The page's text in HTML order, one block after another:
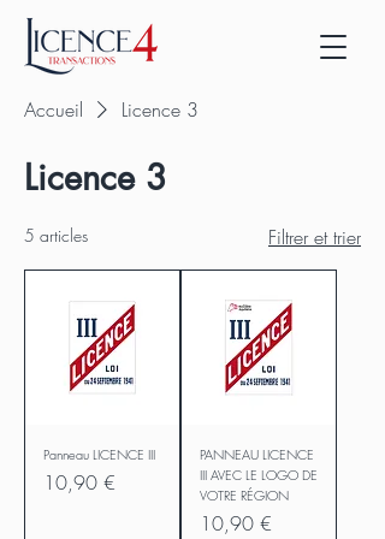
Accueil Licence 3
Licence 3
5 articles Filtrer et trier
Panneau LICENCE III
Prix
10,90 €
PANNEAU LICENCE
III AVEC LE LOGO DE
VOTRE RÉGION
Prix
10,90 €